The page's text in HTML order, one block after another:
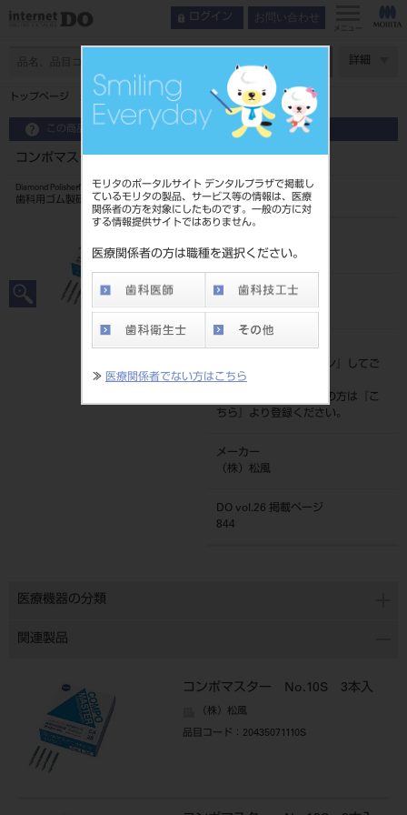
モリタのポータルサイト デンタルプラザで掲載し
ているモリタの製品、サービス等の情報は、医療
関係者の方を対象にしたものです。一般の方に対
する情報提供サイトではありません。
医療関係者の方は職種を選択ください。
≫ 医療関係者でない方はこちら
ログイン お問い合わせ
メニュー
詳細
トップページ コンポマスター カップ 3本入
この商品に関するお問い合わせ
コンポマスター カップ 3本入
Diamond Polisherfor Final Finish
歯科用ゴム製研磨材
204350711C
JAN/EANコード
標準価格
ログイン
』してご
覧ください。
ネット会員登録がまだの方は『
こ
ちら
』より登録ください。
メーカー
（株）松風
DO vol.26 掲載ページ
844
医療機器の分類
関連製品
コンポマスター No.10S 3本入
（株）松風
品目コード ：20435071110S